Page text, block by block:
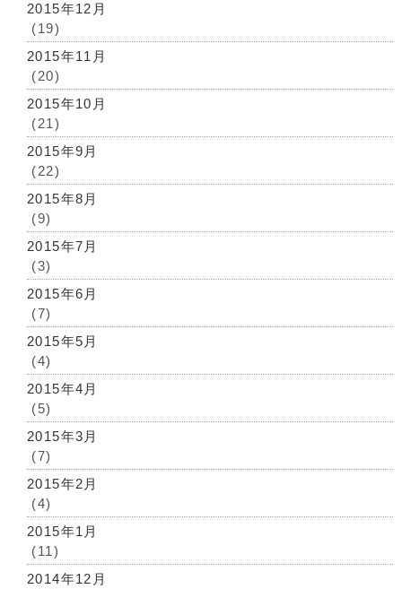
2015年12月
(19)
2015年11月
(20)
2015年10月
(21)
2015年9月
(22)
2015年8月
(9)
2015年7月
(3)
2015年6月
(7)
2015年5月
(4)
2015年4月
(5)
2015年3月
(7)
2015年2月
(4)
2015年1月
(11)
2014年12月